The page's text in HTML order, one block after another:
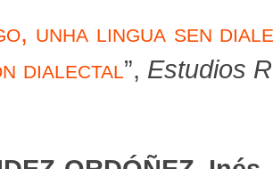
unha lingua sen
dialectal”, Estudios